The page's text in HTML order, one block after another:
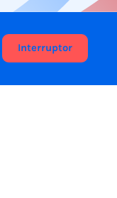
Interruptor